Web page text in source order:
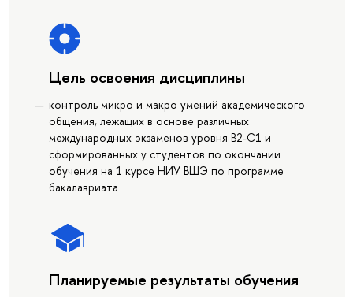
Цель освоения дисциплины
контроль микро и макро умений академического
общения, лежащих в основе различных
международных экзаменов уровня В2-С1 и
сформированных у студентов по окончании
обучения на 1 курсе НИУ ВШЭ по программе
бакалавриата
Планируемые результаты обучения